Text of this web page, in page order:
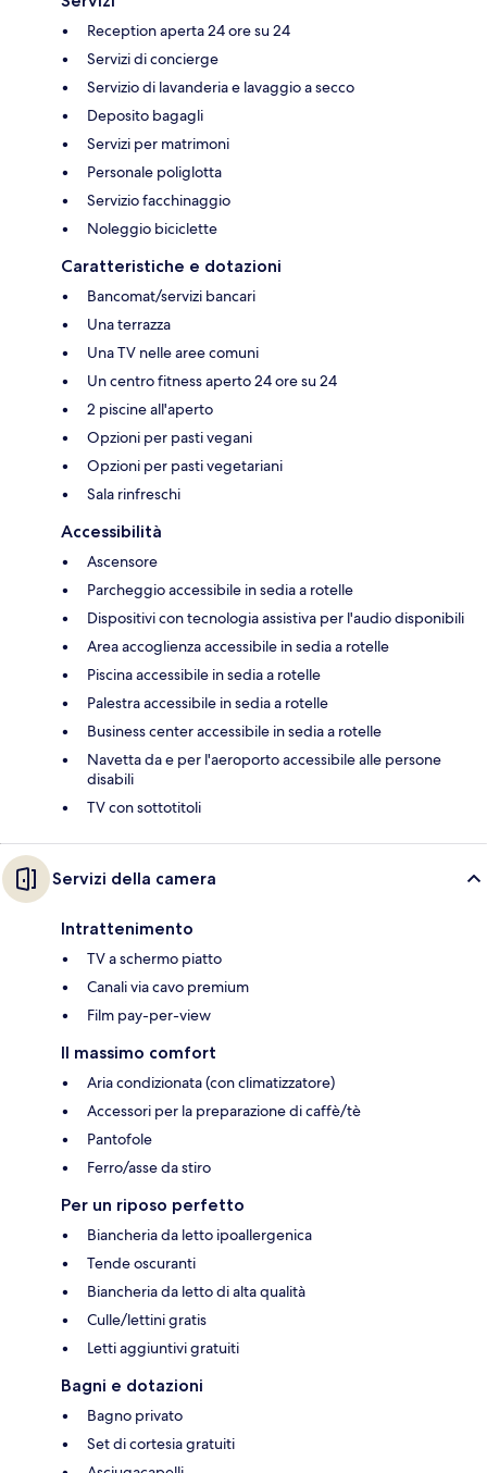
Reception aperta 24 ore su 24
Servizi di concierge
Servizio di lavanderia e lavaggio a secco
Deposito bagagli
Servizi per matrimoni
Personale poliglotta
Servizio facchinaggio
Noleggio biciclette
Caratteristiche e dotazioni
Bancomat/servizi bancari
Una terrazza
Una TV nelle aree comuni
Un centro fitness aperto 24 ore su 24
2 piscine all'aperto
Opzioni per pasti vegani
Opzioni per pasti vegetariani
Sala rinfreschi
Accessibilità
Ascensore
Parcheggio accessibile in sedia a rotelle
Dispositivi con tecnologia assistiva per l'audio disponibili
Area accoglienza accessibile in sedia a rotelle
Piscina accessibile in sedia a rotelle
Palestra accessibile in sedia a rotelle
Business center accessibile in sedia a rotelle
Navetta da e per l'aeroporto accessibile alle persone
disabili
TV con sottotitoli
Servizi della camera
Intrattenimento
TV a schermo piatto
Canali via cavo premium
Film pay-per-view
Il massimo comfort
Aria condizionata (con climatizzatore)
Accessori per la preparazione di caffè/tè
Pantofole
Ferro/asse da stiro
Per un riposo perfetto
Biancheria da letto ipoallergenica
Tende oscuranti
Biancheria da letto di alta qualità
Culle/lettini gratis
Letti aggiuntivi gratuiti
Bagni e dotazioni
Bagno privato
Set di cortesia gratuiti